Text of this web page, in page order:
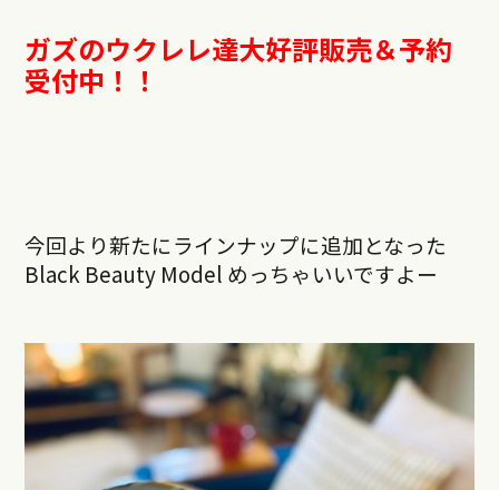
ガズのウクレレ達大好評販売＆予約
受付中！！
今回より新たにラインナップに追加となった
Black Beauty Model めっちゃいいですよー